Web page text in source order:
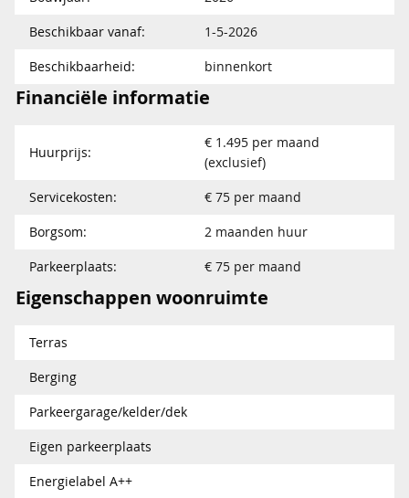
Beschikbaar vanaf:
1-5-2026
Beschikbaarheid:
binnenkort
Financiële informatie
Huurprijs:
€ 1.495 per maand
(exclusief)
Servicekosten:
€ 75 per maand
Borgsom:
2 maanden huur
Parkeerplaats:
€ 75 per maand
Eigenschappen woonruimte
Terras
Berging
Parkeergarage/kelder/dek
Eigen parkeerplaats
Energielabel A++